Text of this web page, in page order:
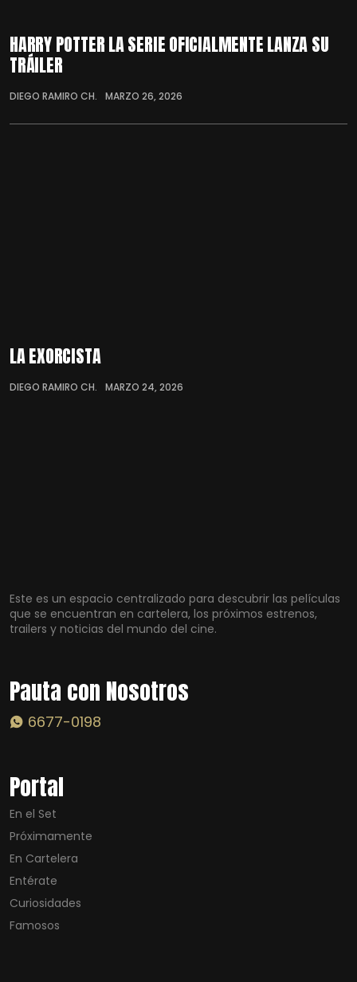
HARRY POTTER LA SERIE OFICIALMENTE LANZA SU
TRÁILER
DIEGO RAMIRO CH. MARZO 26, 2026
LA EXORCISTA
DIEGO RAMIRO CH. MARZO 24, 2026
Este es un espacio centralizado para descubrir las películas
que se encuentran en cartelera, los próximos estrenos,
trailers y noticias del mundo del cine.
Pauta con Nosotros
6677-0198
Portal
En el Set
Próximamente
En Cartelera
Entérate
Curiosidades
Famosos